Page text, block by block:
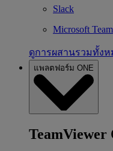
Slack
Microsoft
ดูการผสานรวมทั้งห
แพลตฟอร์ม ONE